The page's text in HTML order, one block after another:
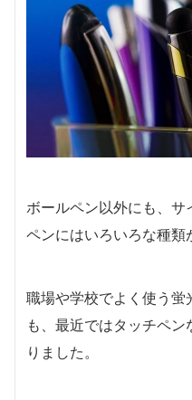
ボールペン以外にも、
ペンにはいろいろな種類
職場や学校でよく使う蛍
も、最近ではタッチペ
りました。